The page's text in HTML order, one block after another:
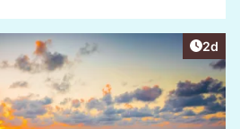
2d